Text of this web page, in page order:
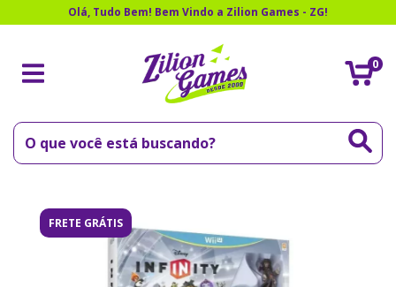
Olá, Tudo Bem! Bem Vindo a Zilion Games - ZG!
0
FRETE GRÁTIS